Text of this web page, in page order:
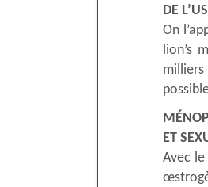
DE
On
lion’s
ET
Avec